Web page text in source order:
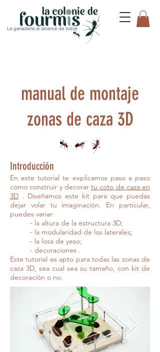
La ganadería al alcance de todos
manual de montaje
zonas de caza 3D
Introducción
En este tutorial te explicamos paso a paso
cómo construir y decorar tu coto de caza en
3D . Diseñamos este kit para que puedas
dejar volar tu imaginación. En particular,
puedes variar:
- la altura de la estructura 3D;
- la modularidad de los laterales;
- la losa de yeso;
- decoraciones .
Este tutorial es apto para todas las zonas de
caza 3D, sea cual sea su tamaño, con kit de
decoración o no.